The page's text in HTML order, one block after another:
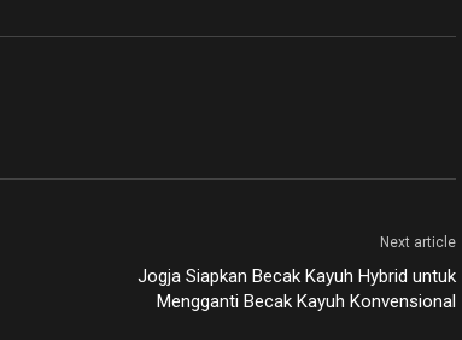
Next article
Jogja Siapkan Becak Kayuh Hybrid untuk
Mengganti Becak Kayuh Konvensional